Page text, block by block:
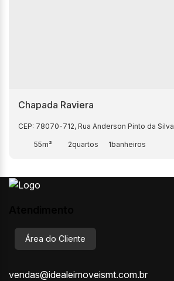
Chapada Raviera
CEP: 78070-712, Rua Anderson Pinto da Silva
2 1
55m²
Área do Cliente
vendas@idealeimoveismt.com.br